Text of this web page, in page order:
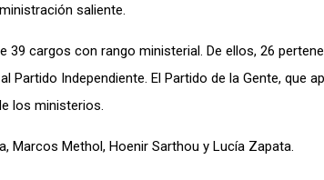
saliente.
39 cargos con rango ministerial. De ellos, 26
Partido Independiente. El Partido de la Gente, que
los ministerios.
Marcos Methol, Hoenir Sarthou y Lucía Zapata.